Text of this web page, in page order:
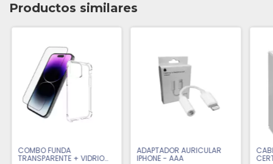
Productos similares
COMBO FUNDA
TRANSPARENTE + VIDRIO
ADAPTADOR AURICULAR
IPHONE - AAA